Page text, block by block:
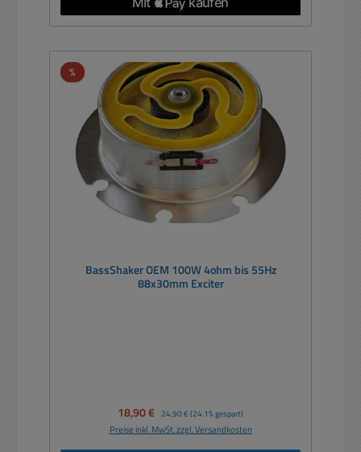
%Rabatt
BassShaker OEM 100W 4ohm bis 55Hz
88x30mm Exciter
Verkaufspreis:
18,90 € Regulärer Preis:
24,90 € (24.1% gespart)
Preise inkl. MwSt. zzgl. Versandkosten